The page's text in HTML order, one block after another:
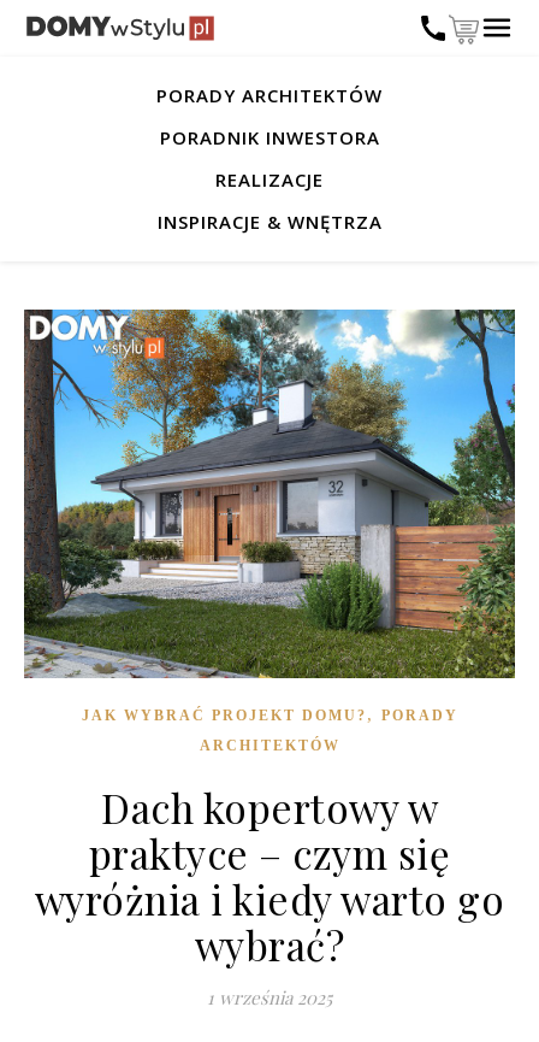
PORADY ARCHITEKTÓW
PORADNIK INWESTORA
REALIZACJE
INSPIRACJE & WNĘTRZA
JAK WYBRAĆ PROJEKT DOMU? ,
PORADY
ARCHITEKTÓW
Dach kopertowy w
praktyce – czym się
wyróżnia i kiedy warto go
wybrać?
1 września 2025